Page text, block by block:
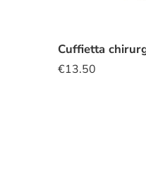
Cuffietta
€13.50